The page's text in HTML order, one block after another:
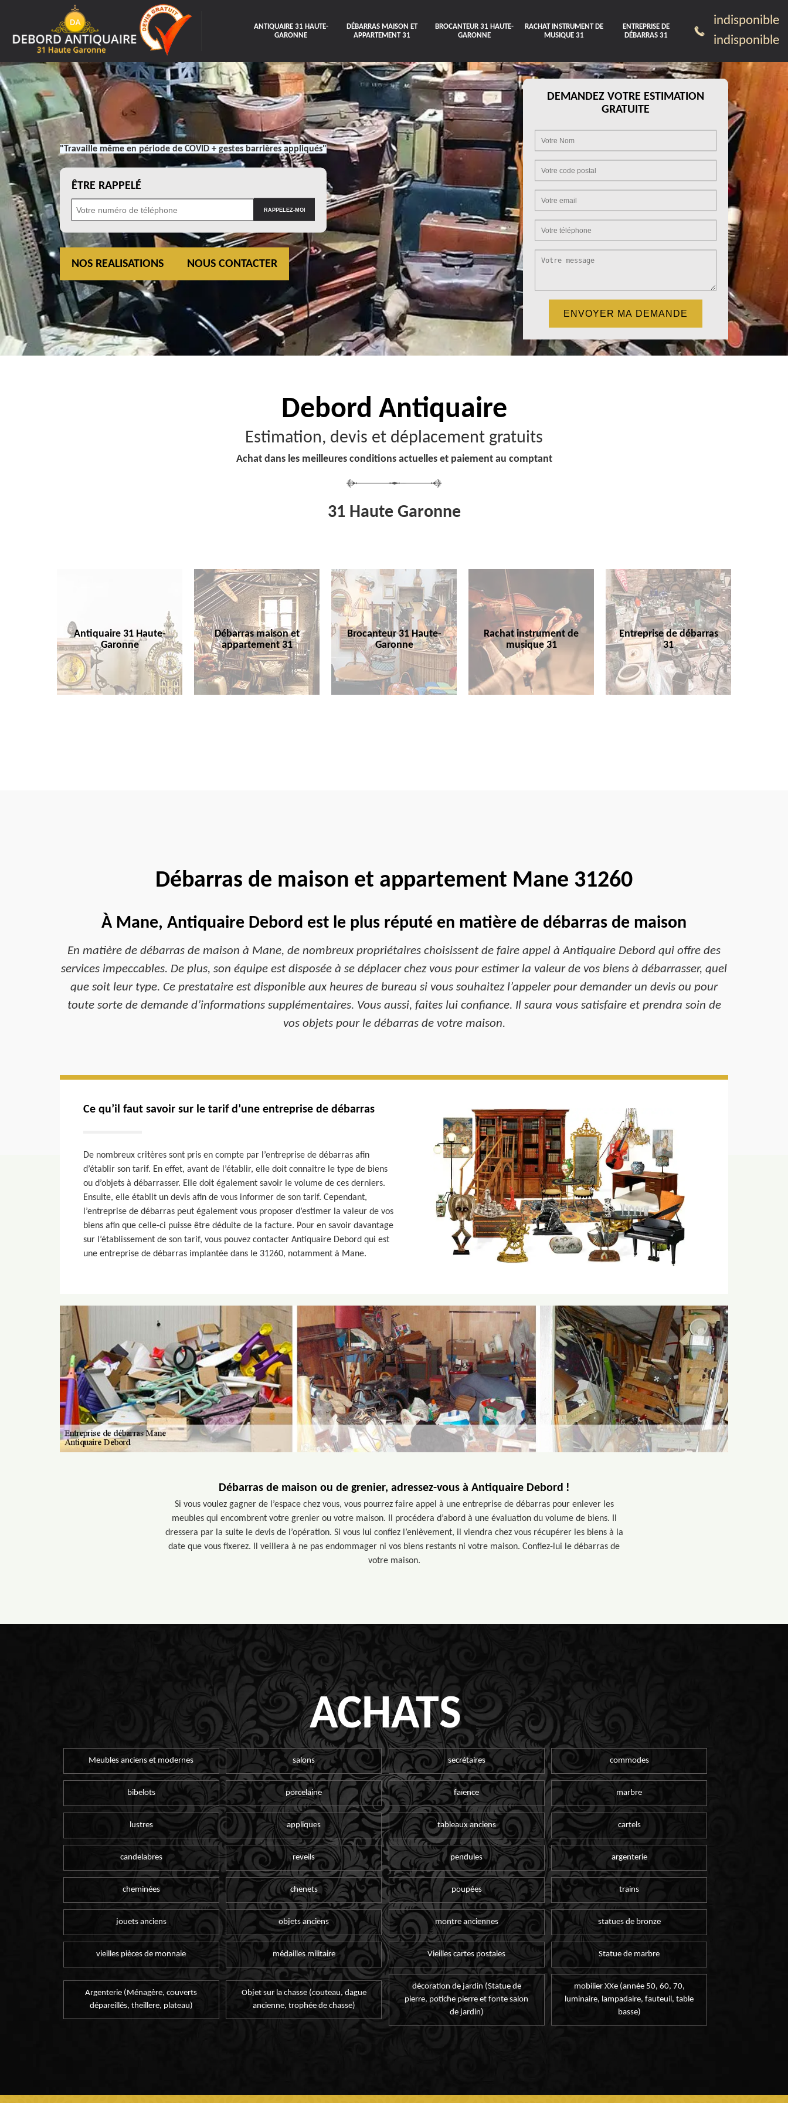
ANTIQUAIRE 31 HAUTE-
GARONNE
DÉBARRAS MAISON ET
APPARTEMENT 31
BROCANTEUR 31 HAUTE-
GARONNE
RACHAT INSTRUMENT DE
MUSIQUE 31
ENTREPRISE DE
DÉBARRAS 31
indisponible
indisponible
"Travaille même en période de COVID + gestes barrières appliqués"
ÊTRE RAPPELÉ
NOS REALISATIONS NOUS CONTACTER
DEMANDEZ VOTRE ESTIMATION
GRATUITE
Debord Antiquaire
Estimation, devis et déplacement gratuits
Achat dans les meilleures conditions actuelles et paiement au comptant
31 Haute Garonne
Antiquaire 31 Haute-
Garonne
Débarras maison et
appartement 31
Brocanteur 31 Haute-
Garonne
Rachat instrument de
musique 31
Entreprise de débarras
31
Débarras de maison et appartement Mane 31260
À Mane, Antiquaire Debord est le plus réputé en matière de débarras de maison
En matière de débarras de maison à Mane, de nombreux propriétaires choisissent de faire appel à Antiquaire Debord qui offre des
services impeccables. De plus, son équipe est disposée à se déplacer chez vous pour estimer la valeur de vos biens à débarrasser, quel
que soit leur type. Ce prestataire est disponible aux heures de bureau si vous souhaitez l’appeler pour demander un devis ou pour
toute sorte de demande d’informations supplémentaires. Vous aussi, faites lui confiance. Il saura vous satisfaire et prendra soin de
vos objets pour le débarras de votre maison.
Ce qu’il faut savoir sur le tarif d’une entreprise de débarras
De nombreux critères sont pris en compte par l’entreprise de débarras afin
d’établir son tarif. En effet, avant de l’établir, elle doit connaitre le type de biens
ou d’objets à débarrasser. Elle doit également savoir le volume de ces derniers.
Ensuite, elle établit un devis afin de vous informer de son tarif. Cependant,
l’entreprise de débarras peut également vous proposer d’estimer la valeur de vos
biens afin que celle-ci puisse être déduite de la facture. Pour en savoir davantage
sur l’établissement de son tarif, vous pouvez contacter Antiquaire Debord qui est
une entreprise de débarras implantée dans le 31260, notamment à Mane.
Débarras de maison ou de grenier, adressez-vous à Antiquaire Debord !
Si vous voulez gagner de l’espace chez vous, vous pourrez faire appel à une entreprise de débarras pour enlever les
meubles qui encombrent votre grenier ou votre maison. Il procédera d’abord à une évaluation du volume de biens. Il
dressera par la suite le devis de l’opération. Si vous lui confiez l’enlèvement, il viendra chez vous récupérer les biens à la
date que vous fixerez. Il veillera à ne pas endommager ni vos biens restants ni votre maison. Confiez-lui le débarras de
votre maison.
ACHATS
Meubles anciens et modernes salons secrétaires commodes
bibelots porcelaine faïence marbre
lustres appliques tableaux anciens cartels
candelabres reveils pendules argenterie
cheminées chenets poupées trains
jouets anciens objets anciens montre anciennes statues de bronze
vieilles pièces de monnaie médailles militaire Vieilles cartes postales Statue de marbre
Argenterie (Ménagère, couverts
dépareillés, theillere, plateau)
Objet sur la chasse (couteau, dague
ancienne, trophée de chasse)
décoration de jardin (Statue de
pierre, potiche pierre et fonte salon
de jardin)
mobilier XXe (année 50, 60, 70,
luminaire, lampadaire, fauteuil, table
basse)